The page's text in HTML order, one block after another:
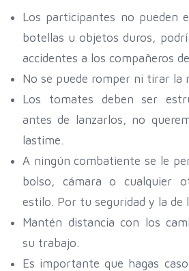
Los participantes no pueden
botellas u objetos duros,
accidentes a los compañeros
No se puede romper ni tirar la
Los tomates deben ser
antes de lanzarlos, no
lastime.
A ningún combatiente se le
bolso, cámara o cualquier
estilo. Por tu seguridad y la de
Mantén distancia con los
su trabajo.
Es importante que hagas